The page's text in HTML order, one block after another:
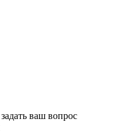
ваш вопрос